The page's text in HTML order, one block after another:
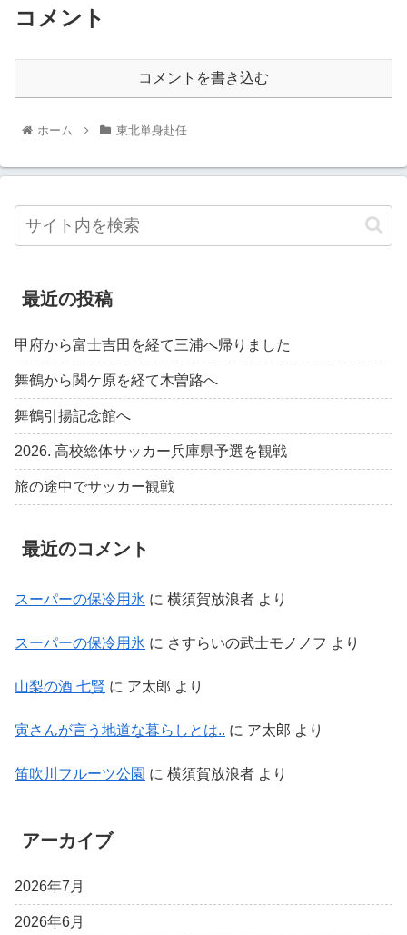
コメント
コメントを書き込む
ホーム 東北単身赴任
最近の投稿
甲府から富士吉田を経て三浦へ帰りました
舞鶴から関ケ原を経て木曽路へ
舞鶴引揚記念館へ
2026. 高校総体サッカー兵庫県予選を観戦
旅の途中でサッカー観戦
最近のコメント
スーパーの保冷用氷 に 横須賀放浪者 より
スーパーの保冷用氷 に さすらいの武士モノノフ より
山梨の酒 七賢 に ア太郎 より
寅さんが言う地道な暮らしとは.. に ア太郎 より
笛吹川フルーツ公園 に 横須賀放浪者 より
アーカイブ
2026年7月
2026年6月